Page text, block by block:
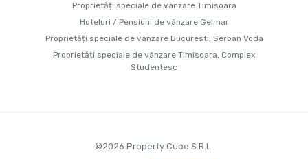
Proprietăți speciale de vânzare Timisoara
Hoteluri / Pensiuni de vânzare Gelmar
Proprietăți speciale de vânzare Bucuresti, Serban Voda
Proprietăți speciale de vânzare Timisoara, Complex
Studentesc
©2026 Property Cube S.R.L.